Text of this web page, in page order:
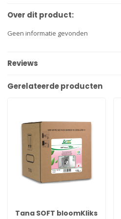
Over dit product:
Geen informatie gevonden
Reviews
Gerelateerde producten
Tana SOFT bloomKliks